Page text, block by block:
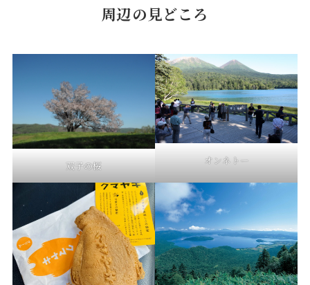
周辺の見どころ
双子の桜 オンネトー